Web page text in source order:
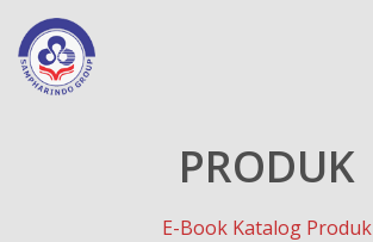
PRODUK
E-Book Katalog Produk